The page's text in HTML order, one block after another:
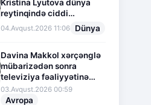
Kristina Lyutova dünya
reytinqində ciddi
irəliləyişə imza atdı
04.Avqust.2026 11:06 Dünya
Davina Makkol xərçənglə
mübarizədən sonra
televiziya fəaliyyətinə
fasilə verir
03.Avqust.2026 00:59
Avropa